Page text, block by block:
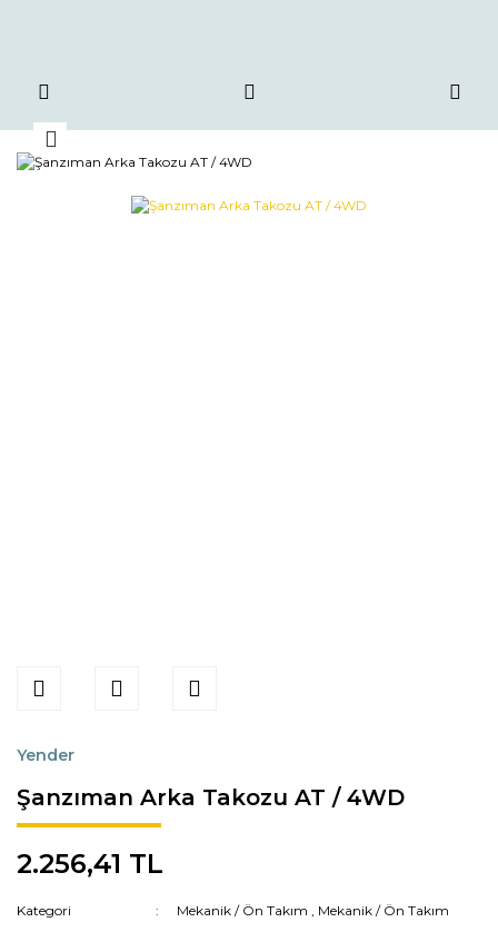
Yender
Şanzıman Arka Takozu AT / 4WD
2.256,41 TL
Kategori Mekanik / Ön Takım , Mekanik / Ön Takım